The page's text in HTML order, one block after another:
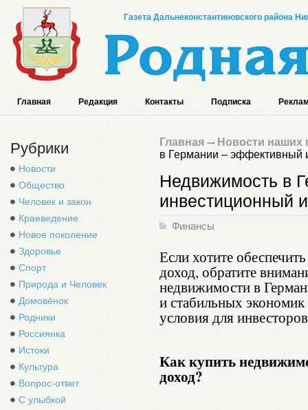
Газета Дальнеконстантиновского района
Главная Редакция Контакты Подписка
Рубрики
Новости
Общество
Человек и закон
Краеведение
Новое поколение
Здоровье
Спорт
Природа и Человек
Домовёнок
Родники
Россиянка
Истоки
Культура
Вопрос-ответ
С улыбкой
Главная
Новости наших
в Германии – эффективный
Недвижимость в
инвестиционный
Финансы
Если хотите
доход, обратите
недвижимости в
и стабильных
условия для
Как купить
доход?